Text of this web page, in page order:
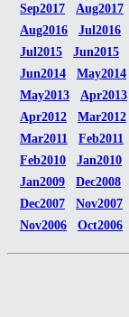
Sep2017
Aug2017
Aug2016
Jul2016
Jul2015
Jun2015
Jun2014
May2014
May2013
Apr2013
Apr2012
Mar2012
Mar2011
Feb2011
Feb2010
Jan2010
Jan2009
Dec2008
Dec2007
Nov2007
Nov2006
Oct2006